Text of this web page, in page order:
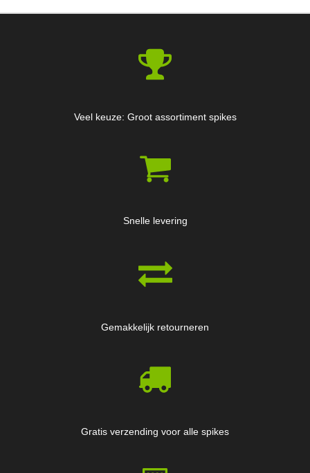
Veel keuze: Groot assortiment spikes
Snelle levering
Gemakkelijk retourneren
Gratis verzending voor alle spikes